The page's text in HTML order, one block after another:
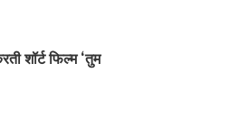
शॉर्ट फिल्म ‘तुम